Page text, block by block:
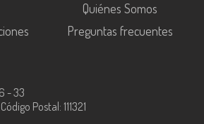
Quiénes Somos
Preguntas frecuentes
- 33
Postal: 111321